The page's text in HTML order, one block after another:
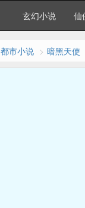
玄幻小说 仙
都市小说 暗黑天使